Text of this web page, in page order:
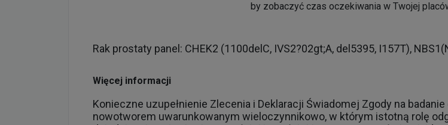
by zobaczyć czas oczekiwania w Twojej
Rak prostaty panel: CHEK2 (1100delC, IVS2?02gt;A, del5395, I157T),
Więcej informacji
Konieczne uzupełnienie Zlecenia i Deklaracji Świadomej Zgody na
nowotworem uwarunkowanym wieloczynnikowo, w którym istotną rolę